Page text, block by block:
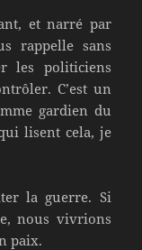
et narré par
rappelle sans
les politiciens
C’est un
gardien du
lisent cela, je
la guerre. Si
nous vivrions
paix.